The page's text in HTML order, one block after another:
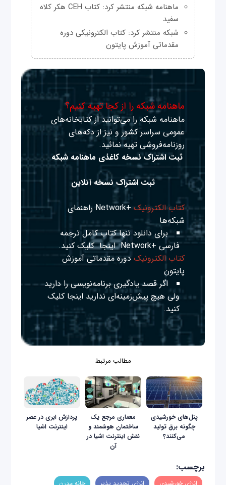
ماهنامه شبکه منتشر کرد: کتاب CEH هکر کلاه
سفید
شبکه منتشر کرد: کتاب الکترونیکی دوره
مقدماتی آموزش پایتون
ماهنامه شبکه را از کجا تهیه کنیم؟
ماهنامه شبکه را می‌توانید از کتابخانه‌های
عمومی سراسر کشور و نیز از دکه‌های
روزنامه‌فروشی تهیه نمائید.
ثبت اشتراک نسخه کاغذی ماهنامه شبکه
ثبت اشتراک نسخه آنلاین
کتاب الکترونیک
+Network راهنمای
شبکه‌ها
برای دانلود تنها کتاب کامل ترجمه
فارسی +Network
اینجا کلیک کنید.
کتاب الکترونیک دوره مقدماتی آموزش
پایتون
اگر قصد یادگیری برنامه‌نویسی را دارید
ولی هیچ پیش‌زمینه‌ای نداریداینجا کلیک
کنید.
مطالب مرتبط
پنل‌های خورشیدی
چگونه برق تولید
می‌کنند؟
معماری مرجع یک
ساختمان‌ هوشمند و
نقش اینترنت اشیا در
آن
پردازش ابری در عصر
اینترنت اشیا
برچسب:
انرژی خورشیدی انرژی تجدید پذیر خانه مدرن